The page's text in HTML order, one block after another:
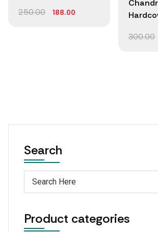
250.00 188.00
300.00
Search
Product categories